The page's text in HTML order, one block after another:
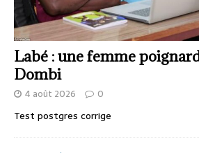
Labé : une femme
Dombi
4 août 2026 0
Test postgres corrige